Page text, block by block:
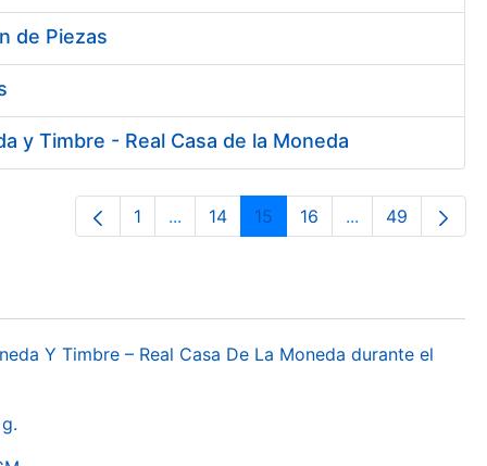
de Piezas
y Timbre - Real Casa de la Moneda
Páxina
1 ...Páxinas intermedias Use pestaña
Páxina
14 Páxina
15 Páxina
16 ...PáxinasPáxina
49
Y Timbre – Real Casa De La Moneda durante el